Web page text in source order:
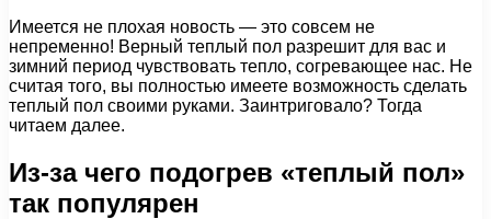
Имеется не плохая новость — это совсем не
непременно! Верный теплый пол разрешит для вас и
зимний период чувствовать тепло, согревающее нас. Не
считая того, вы полностью имеете возможность сделать
теплый пол своими руками. Заинтриговало? Тогда
читаем далее.
Из-за чего подогрев «теплый пол»
так популярен